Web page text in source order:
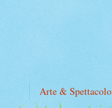
Arte & Spettacolo